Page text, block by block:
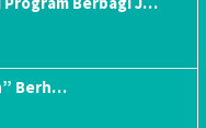
Berh…